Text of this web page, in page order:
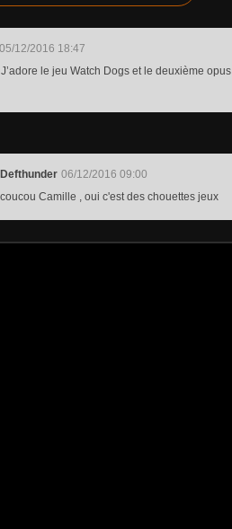
05/12/2016 18:47
le jeu Watch Dogs et le deuxième
Defthunder 06/12/2016 09:00
coucou Camille , oui c'est des chouettes jeux